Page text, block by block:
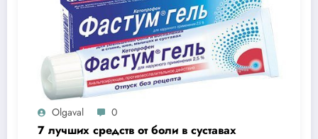
Olgaval 0
7 лучших средств от боли в суставах